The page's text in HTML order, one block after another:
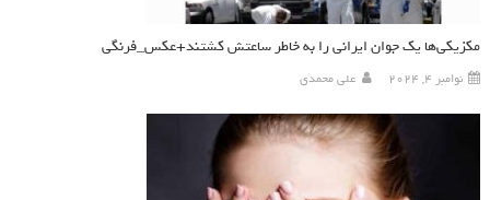
مکزیکی‌ها یک جوان ایرانی را به خاطر ساعتش کشتند+عکس_فرنگی
نوامبر 4, 2024 علی محمدی